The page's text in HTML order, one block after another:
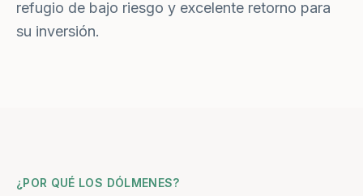
refugio de bajo riesgo y excelente retorno para
su inversión.
¿POR QUÉ LOS DÓLMENES?